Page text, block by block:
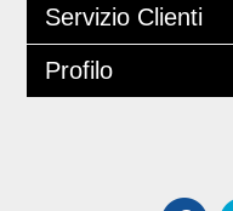
Servizio Clienti
Profilo